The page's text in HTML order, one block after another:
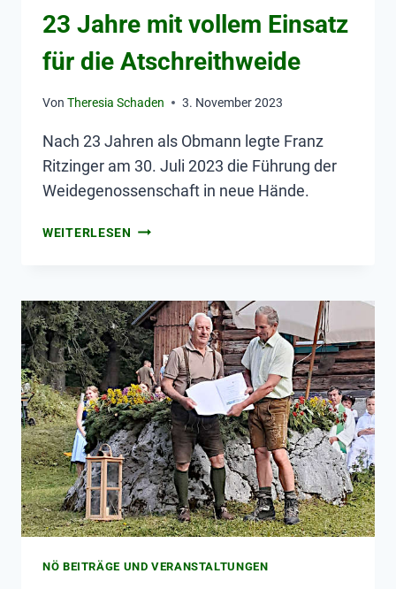
23 Jahre mit vollem Einsatz
für die Atschreithweide
Von Theresia Schaden 3. November 2023
Nach 23 Jahren als Obmann legte Franz
Ritzinger am 30. Juli 2023 die Führung der
Weidegenossenschaft in neue Hände.
WEITERLESEN
NÖ BEITRÄGE UND VERANSTALTUNGEN